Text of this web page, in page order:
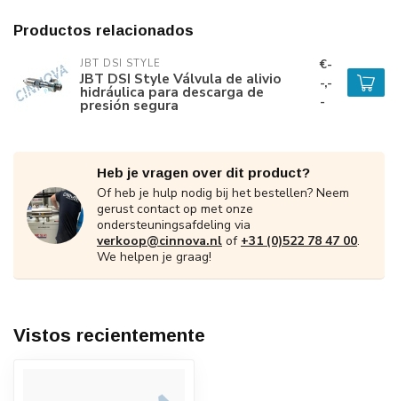
Productos relacionados
JBT DSI STYLE
JBT DSI Style Válvula de alivio
hidráulica para descarga de
presión segura
€-
-,-
-
Heb je vragen over dit product?
Of heb je hulp nodig bij het bestellen? Neem
gerust contact op met onze
ondersteuningsafdeling via
verkoop@cinnova.nl of +31 (0)522 78 47 00.
We helpen je graag!
Vistos recientemente